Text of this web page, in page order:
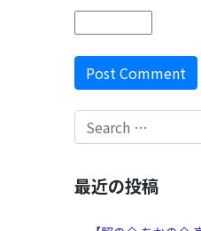
最近の投稿